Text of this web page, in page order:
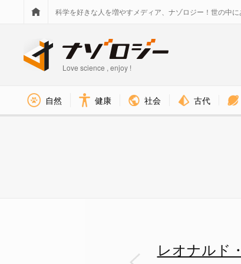
科学を好きな人を増やすメディア、ナゾロジー！世の中
Love science , enjoy !
自然 健康 社会 古代
レオナルド